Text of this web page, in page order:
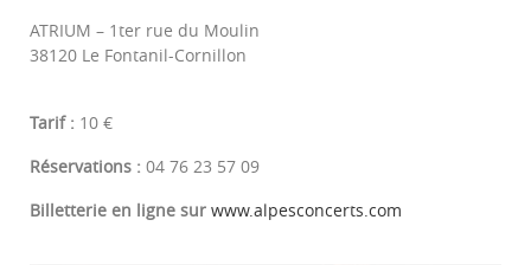
ATRIUM – 1ter rue du Moulin
38120 Le Fontanil-Cornillon
Tarif : 10 €
Réservations : 04 76 23 57 09
Billetterie en ligne sur www.alpesconcerts.com